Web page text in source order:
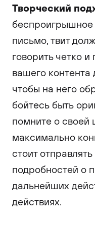
Творческий
письмо, твит
говорить четко и
вашего
чтобы на него
бойтесь быть
помните о своей
максимально
стоит
подробностей о
дальнейших
действиях.